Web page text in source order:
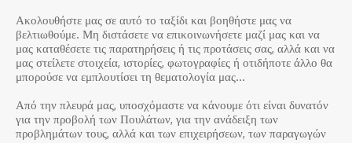
Ακολουθήστε μας σε αυτό το ταξίδι και βοηθήστε μας να
βελτιωθούμε. Μη διστάσετε να επικοινωνήσετε μαζί μας και να
μας καταθέσετε τις παρατηρήσεις ή τις προτάσεις σας, αλλά και να
μας στείλετε στοιχεία, ιστορίες, φωτογραφίες ή οτιδήποτε άλλο θα
μπορούσε να εμπλουτίσει τη θεματολογία μας…
Από την πλευρά μας, υποσχόμαστε να κάνουμε ότι είναι δυνατόν
για την προβολή των Πουλάτων, για την ανάδειξη των
προβλημάτων τους, αλλά και των επιχειρήσεων, των παραγωγών